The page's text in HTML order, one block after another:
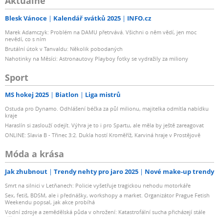
Blesk Vánoce Kalendář svátků 2025 INFO.cz
Marek Adamczyk: Problém na DAMU přetrvává. Všichni o něm vědí, jen moc
nevědí, co s ním
Brutální útok v Tanvaldu: Několik pobodaných
Nahotinky na Měsíci: Astronautovy Playboy fotky se vydražily za miliony
Sport
MS hokej 2025 Biatlon Liga mistrů
Ostuda pro Dynamo. Odhlášení béčka za půl milionu, majitelka odmítla nabídku
kraje
Haraslín si zaslouží odejít. Výhra je to i pro Spartu, ale měla by ještě zareagovat
ONLINE: Slavia B - Třinec 3:2. Dukla hostí Kroměříž, Karviná hraje v Prostějově
Móda a krása
Jak zhubnout Trendy nehty pro jaro 2025 Nové make-up trendy
Smrt na silnici v Letňanech: Policie vyšetřuje tragickou nehodu motorkáře
Sex, fetiš, BDSM, ale i přednášky, workshopy a market. Organizátor Prague Fetish
Weekendu popsal, jak akce probíhá
Vodní zdroje a zemědělská půda v ohrožení: Katastrofální sucha přicházejí stále